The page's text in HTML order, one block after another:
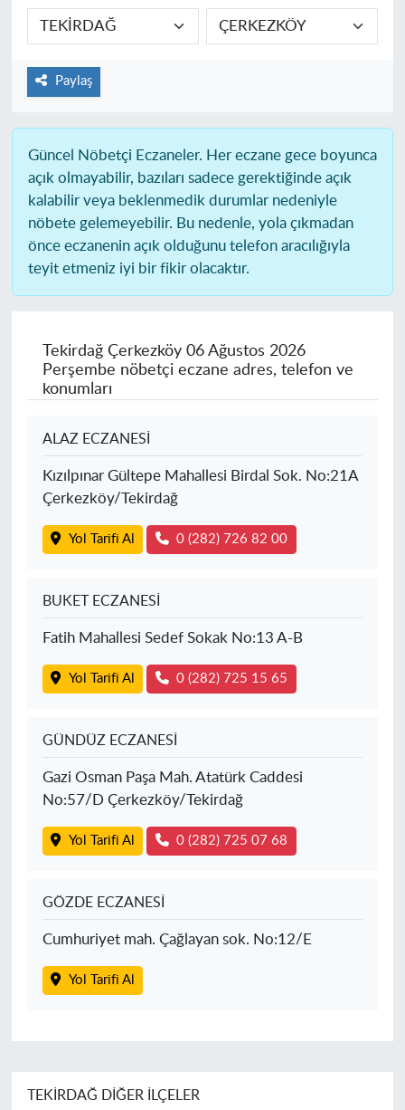
Paylaş
Güncel Nöbetçi Eczaneler. Her eczane gece boyunca
açık olmayabilir, bazıları sadece gerektiğinde açık
kalabilir veya beklenmedik durumlar nedeniyle
nöbete gelemeyebilir. Bu nedenle, yola çıkmadan
önce eczanenin açık olduğunu telefon aracılığıyla
teyit etmeniz iyi bir fikir olacaktır.
Tekirdağ Çerkezköy06 Ağustos 2026
Perşembe nöbetçi eczane adres, telefon ve
konumları
ALAZ ECZANESİ
Kızılpınar Gültepe Mahallesi Birdal Sok. No:21A
Çerkezköy/Tekirdağ
Yol Tarifi Al 0 (282) 726 82 00
BUKET ECZANESİ
Fatih Mahallesi Sedef Sokak No:13 A-B
Yol Tarifi Al 0 (282) 725 15 65
GÜNDÜZ ECZANESİ
Gazi Osman Paşa Mah. Atatürk Caddesi
No:57/D Çerkezköy/Tekirdağ
Yol Tarifi Al 0 (282) 725 07 68
GÖZDE ECZANESİ
Cumhuriyet mah. Çağlayan sok. No:12/E
Yol Tarifi Al
TEKIRDAĞ DIĞER İLÇELER